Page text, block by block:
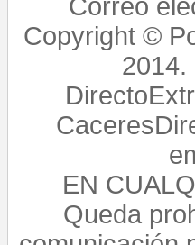
Correo
Copyright ©
2014.
EN
Queda